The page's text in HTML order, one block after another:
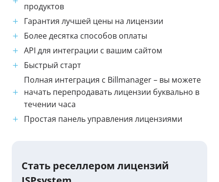
продуктов
Гарантия лучшей цены на лицензии
Более десятка способов оплаты
API для интеграции с вашим сайтом
Быстрый старт
Полная интеграция с Billmanager – вы можете
начать перепродавать лицензии буквально в
течении часа
Простая панель управления лицензиями
Стать реселлером лицензий